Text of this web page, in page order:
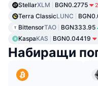
StellarXLM BGN0.2775
Terra ClassicLUNC
BittensorTAO BGN333.95
KaspaKAS BGN0.04419
Набиращи